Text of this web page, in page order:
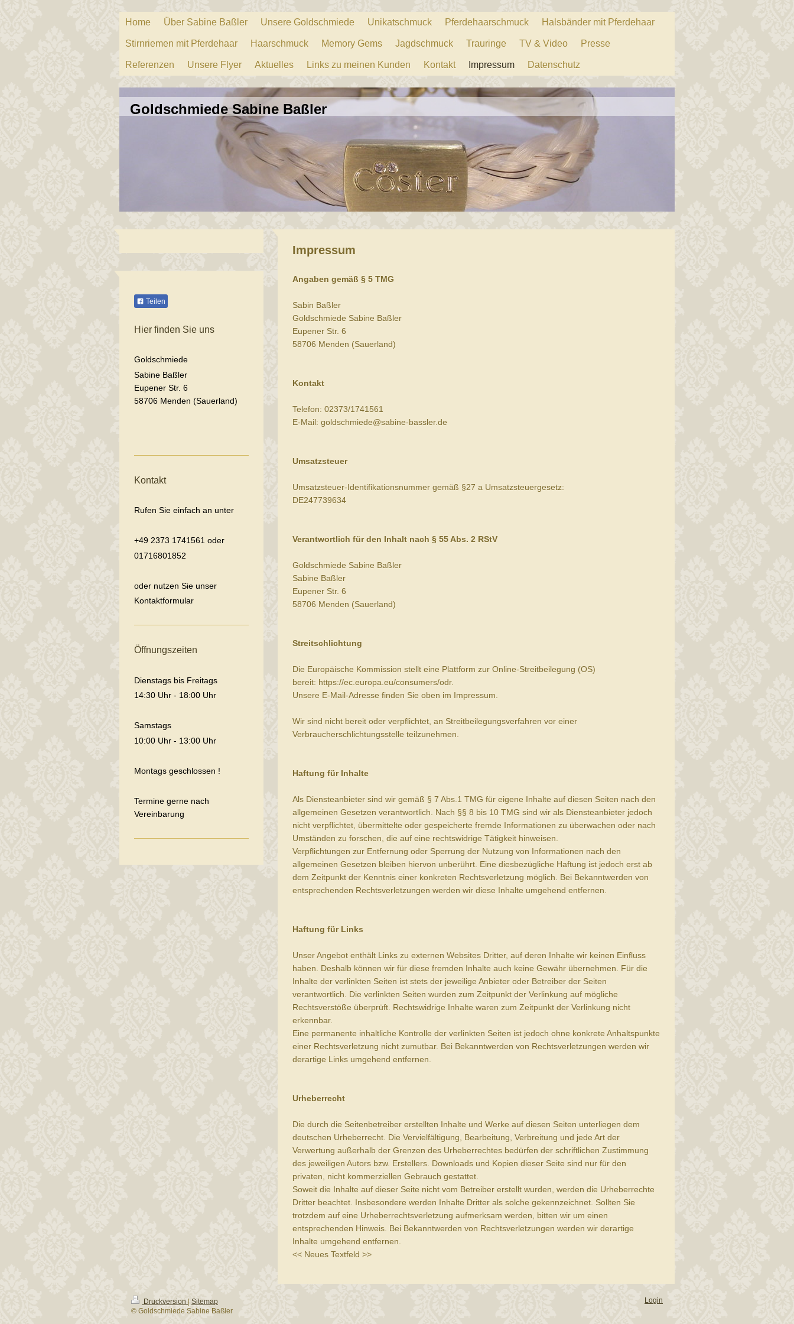
Home Über Sabine Baßler Unsere Goldschmiede Unikatschmuck Pferdehaarschmuck Halsbänder mit Pferdehaar
Stirnriemen mit Pferdehaar Haarschmuck Memory Gems Jagdschmuck Trauringe TV & Video Presse
Referenzen Unsere Flyer Aktuelles Links zu meinen Kunden Kontakt Impressum Datenschutz
Goldschmiede Sabine Baßler
Impressum
Angaben gemäß § 5 TMG
Sabin Baßler
Goldschmiede Sabine Baßler
Eupener Str. 6
58706 Menden (Sauerland)
Kontakt
Telefon: 02373/1741561
E-Mail: goldschmiede@sabine-bassler.de
Umsatzsteuer
Umsatzsteuer-Identifikationsnummer gemäß §27 a Umsatzsteuergesetz:
DE247739634
Verantwortlich für den Inhalt nach § 55 Abs. 2 RStV
Goldschmiede Sabine Baßler
Sabine Baßler
Eupener Str. 6
58706 Menden (Sauerland)
Streitschlichtung
Die Europäische Kommission stellt eine Plattform zur Online-Streitbeilegung (OS)
bereit: https://ec.europa.eu/consumers/odr.
Unsere E-Mail-Adresse finden Sie oben im Impressum.
Wir sind nicht bereit oder verpflichtet, an Streitbeilegungsverfahren vor einer
Verbraucherschlichtungsstelle teilzunehmen.
Haftung für Inhalte
Als Diensteanbieter sind wir gemäß § 7 Abs.1 TMG für eigene Inhalte auf diesen Seiten nach den
allgemeinen Gesetzen verantwortlich. Nach §§ 8 bis 10 TMG sind wir als Diensteanbieter jedoch
nicht verpflichtet, übermittelte oder gespeicherte fremde Informationen zu überwachen oder nach
Umständen zu forschen, die auf eine rechtswidrige Tätigkeit hinweisen.
Verpflichtungen zur Entfernung oder Sperrung der Nutzung von Informationen nach den
allgemeinen Gesetzen bleiben hiervon unberührt. Eine diesbezügliche Haftung ist jedoch erst ab
dem Zeitpunkt der Kenntnis einer konkreten Rechtsverletzung möglich. Bei Bekanntwerden von
entsprechenden Rechtsverletzungen werden wir diese Inhalte umgehend entfernen.
Haftung für Links
Unser Angebot enthält Links zu externen Websites Dritter, auf deren Inhalte wir keinen Einfluss
haben. Deshalb können wir für diese fremden Inhalte auch keine Gewähr übernehmen. Für die
Inhalte der verlinkten Seiten ist stets der jeweilige Anbieter oder Betreiber der Seiten
verantwortlich. Die verlinkten Seiten wurden zum Zeitpunkt der Verlinkung auf mögliche
Rechtsverstöße überprüft. Rechtswidrige Inhalte waren zum Zeitpunkt der Verlinkung nicht
erkennbar.
Eine permanente inhaltliche Kontrolle der verlinkten Seiten ist jedoch ohne konkrete Anhaltspunkte
einer Rechtsverletzung nicht zumutbar. Bei Bekanntwerden von Rechtsverletzungen werden wir
derartige Links umgehend entfernen.
Urheberrecht
Die durch die Seitenbetreiber erstellten Inhalte und Werke auf diesen Seiten unterliegen dem
deutschen Urheberrecht. Die Vervielfältigung, Bearbeitung, Verbreitung und jede Art der
Verwertung außerhalb der Grenzen des Urheberrechtes bedürfen der schriftlichen Zustimmung
des jeweiligen Autors bzw. Erstellers. Downloads und Kopien dieser Seite sind nur für den
privaten, nicht kommerziellen Gebrauch gestattet.
Soweit die Inhalte auf dieser Seite nicht vom Betreiber erstellt wurden, werden die Urheberrechte
Dritter beachtet. Insbesondere werden Inhalte Dritter als solche gekennzeichnet. Sollten Sie
trotzdem auf eine Urheberrechtsverletzung aufmerksam werden, bitten wir um einen
entsprechenden Hinweis. Bei Bekanntwerden von Rechtsverletzungen werden wir derartige
Inhalte umgehend entfernen.
<< Neues Textfeld >>
Teilen
Hier finden Sie uns
Goldschmiede
Sabine Baßler
Eupener Str. 6
58706 Menden (Sauerland)
Kontakt
Rufen Sie einfach an unter
+49 2373 1741561 oder
01716801852
oder nutzen Sie unser
Kontaktformular
Öffnungszeiten
Dienstags bis Freitags
14:30 Uhr - 18:00 Uhr
Samstags
10:00 Uhr - 13:00 Uhr
Montags geschlossen !
Termine gerne nach
Vereinbarung
Druckversion
Sitemap
© Goldschmiede Sabine Baßler
Login